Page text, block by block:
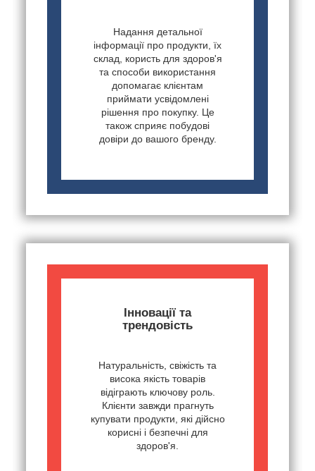
Надання детальної
інформації про продукти, їх
склад, користь для здоров'я
та способи використання
допомагає клієнтам
приймати усвідомлені
рішення про покупку. Це
також сприяє побудові
довіри до вашого бренду.
Інновації та
трендовість
Натуральність, свіжість та
висока якість товарів
відіграють ключову роль.
Клієнти завжди прагнуть
купувати продукти, які дійсно
корисні і безпечні для
здоров'я.